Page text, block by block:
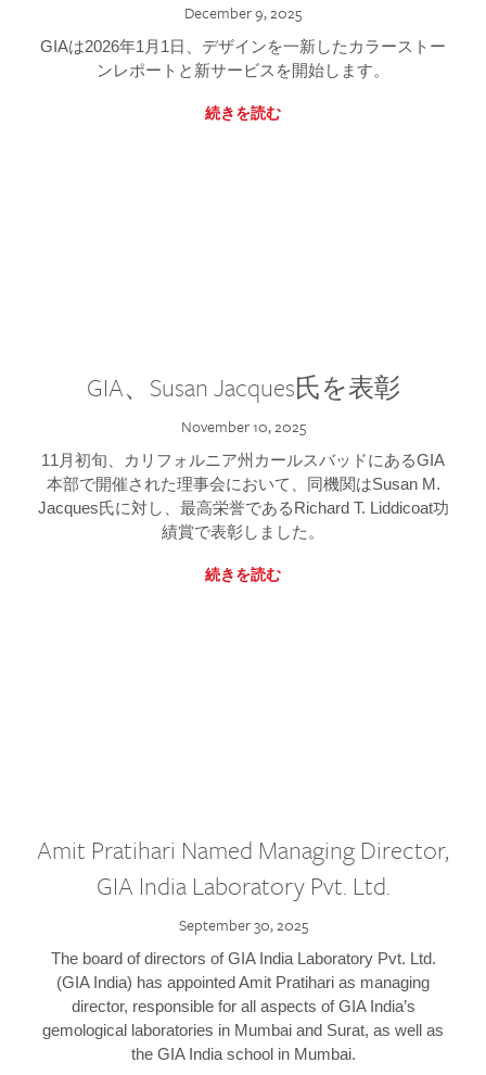
December 9, 2025
GIAは2026年1月1日、デザインを一新したカラーストー
ンレポートと新サービスを開始します。
続きを読む
GIA、Susan Jacques氏を表彰
November 10, 2025
11月初旬、カリフォルニア州カールスバッドにあるGIA
本部で開催された理事会において、同機関はSusan M.
Jacques氏に対し、最高栄誉であるRichard T. Liddicoat功
績賞で表彰しました。
続きを読む
Amit Pratihari Named Managing Director,
GIA India Laboratory Pvt. Ltd.
September 30, 2025
The board of directors of GIA India Laboratory Pvt. Ltd.
(GIA India) has appointed Amit Pratihari as managing
director, responsible for all aspects of GIA India’s
gemological laboratories in Mumbai and Surat, as well as
the GIA India school in Mumbai.